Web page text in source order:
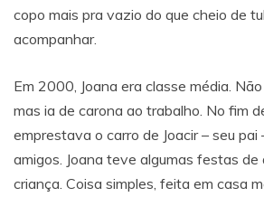
copo mais pra vazio do que cheio de
acompanhar.
Em 2000, Joana era classe média.
mas ia de carona ao trabalho. No fim
emprestava o carro de Joacir – seu pai
amigos. Joana teve algumas festas de
criança. Coisa simples, feita em casa